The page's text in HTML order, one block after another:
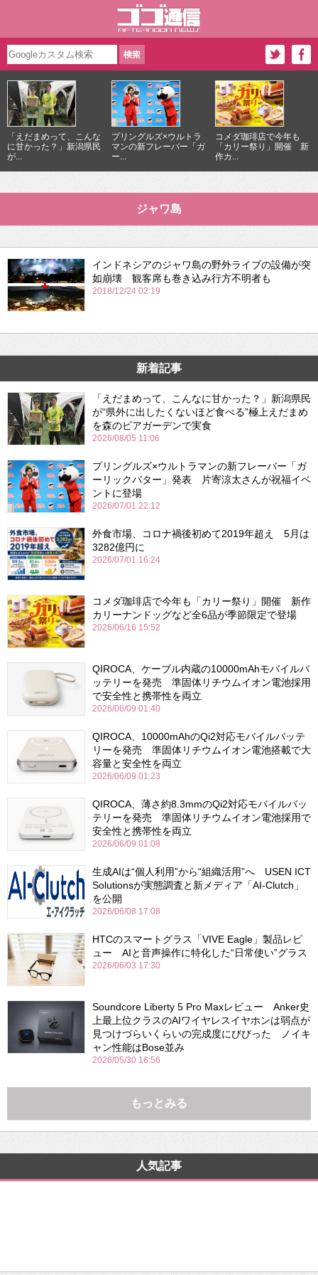
「えだまめって、こんな
に甘かった？」新潟県民
が...
プリングルズ×ウルトラ
マンの新フレーバー「ガ
ー...
コメダ珈琲店で今年も
「カリー祭り」開催 新
作カ...
ジャワ島
インドネシアのジャワ島の野外ライブの設備が突
如崩壊 観客席も巻き込み行方不明者も
2018/12/24 02:19
新着記事
「えだまめって、こんなに甘かった？」新潟県民
が“県外に出したくないほど食べる”極上えだまめ
を森のビアガーデンで実食
2026/08/05 11:06
プリングルズ×ウルトラマンの新フレーバー「ガ
ーリックバター」発表 片寄涼太さんが祝福イベ
ントに登場
2026/07/01 22:12
外食市場、コロナ禍後初めて2019年超え 5月は
3282億円に
2026/07/01 16:24
コメダ珈琲店で今年も「カリー祭り」開催 新作
カリーナンドッグなど全6品が季節限定で登場
2026/06/16 15:52
QIROCA、ケーブル内蔵の10000mAhモバイルバ
ッテリーを発売 準固体リチウムイオン電池採用
で安全性と携帯性を両立
2026/06/09 01:40
QIROCA、10000mAhのQi2対応モバイルバッテ
リーを発売 準固体リチウムイオン電池搭載で大
容量と安全性を両立
2026/06/09 01:23
QIROCA、薄さ約8.3mmのQi2対応モバイルバッ
テリーを発売 準固体リチウムイオン電池採用で
安全性と携帯性を両立
2026/06/09 01:08
生成AIは“個人利用”から“組織活用”へ USEN ICT
Solutionsが実態調査と新メディア「AI-Clutch」
を公開
2026/06/08 17:08
HTCのスマートグラス「VIVE Eagle」製品レビ
ュー AIと音声操作に特化した“日常使い”グラス
2026/06/03 17:30
Soundcore Liberty 5 Pro Maxレビュー Anker史
上最上位クラスのAIワイヤレスイヤホンは弱点が
見つけづらいくらいの完成度にびびった ノイキ
ャン性能はBose並み
2026/05/30 16:56
もっとみる
人気記事